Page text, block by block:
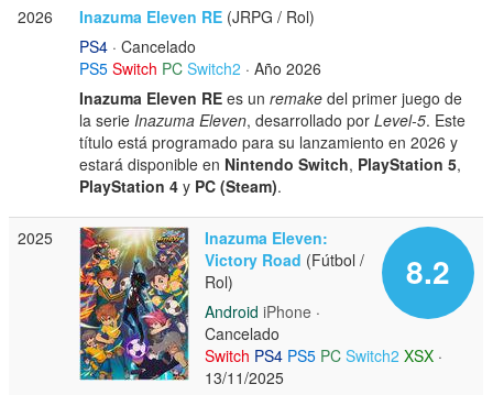
2026 Inazuma Eleven RE (JRPG / Rol)
PS4 · Cancelado
PS5 Switch PC Switch2 · Año 2026
Inazuma Eleven RE es unremake del primer juego de
la serieInazuma Eleven, desarrollado porLevel-5. Este
título está programado para su lanzamiento en 2026 y
estará disponible en Nintendo Switch, PlayStation 5,
PlayStation 4 y PC (Steam).
2025
8.2
Inazuma Eleven:
Victory Road (Fútbol /
Rol)
Android iPhone ·
Cancelado
Switch PS4 PS5 PC Switch2 XSX ·
13/11/2025